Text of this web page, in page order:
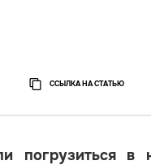
ССЫЛКА НА СТАТЬЮ
погрузиться в